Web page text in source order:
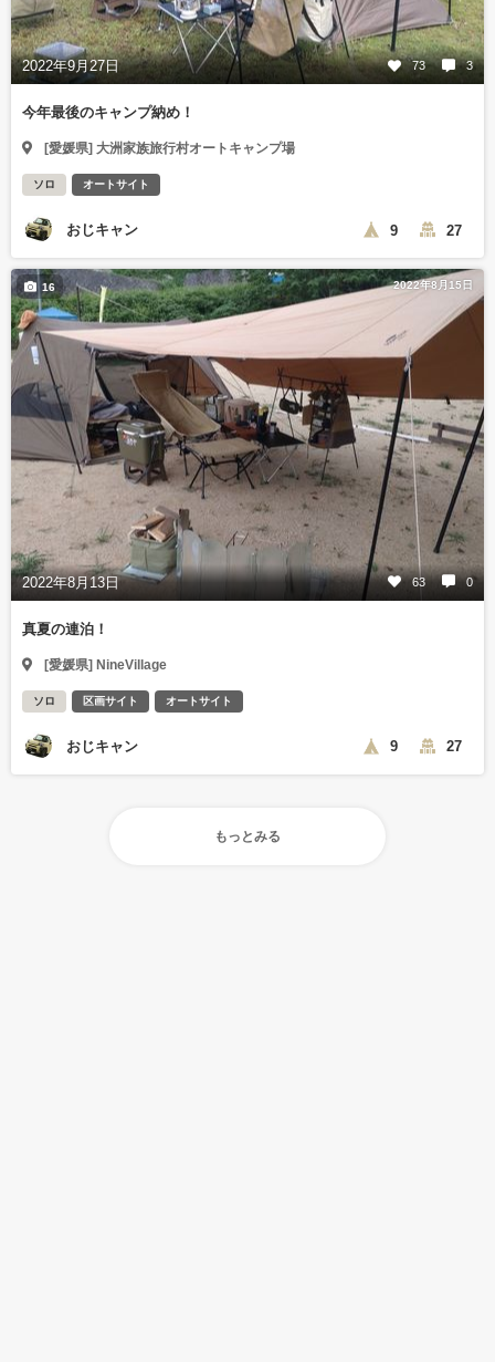
2022年9月27日 73 3
今年最後のキャンプ納め！
[愛媛県] 大洲家族旅行村オートキャンプ場
ソロ オートサイト
おじキャン 9 27
2022年8月15日
2022年8月13日 63 0
16
真夏の連泊！
[愛媛県] NineVillage
ソロ 区画サイト オートサイト
おじキャン 9 27
もっとみる